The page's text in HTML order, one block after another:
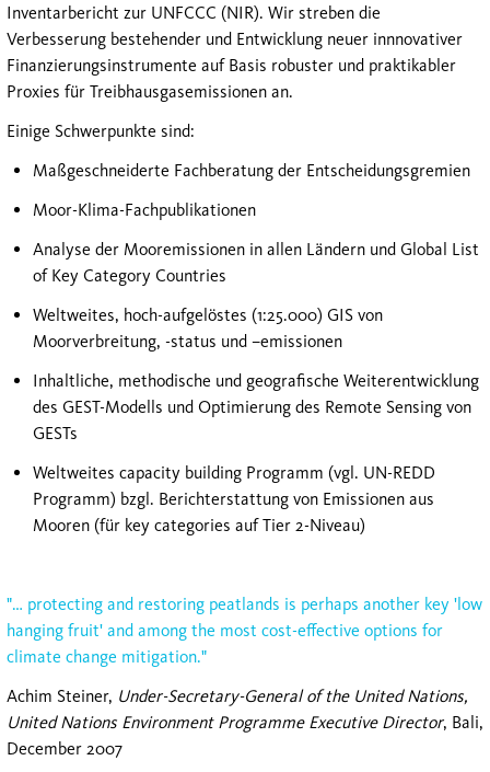
Inventarbericht zur UNFCCC (NIR). Wir streben die
Verbesserung bestehender und Entwicklung neuer innnovativer
Finanzierungsinstrumente auf Basis robuster und praktikabler
Proxies für Treibhausgasemissionen an.
Einige Schwerpunkte sind:
Maßgeschneiderte Fachberatung der Entscheidungsgremien
Moor-Klima-Fachpublikationen
Analyse der Mooremissionen in allen Ländern und Global List
of Key Category Countries
Weltweites, hoch-aufgelöstes (1:25.000) GIS von
Moorverbreitung, -status und –emissionen
Inhaltliche, methodische und geograﬁsche Weiterentwicklung
des GEST-Modells und Optimierung des Remote Sensing von
GESTs
Weltweites capacity building Programm (vgl. UN-REDD
Programm) bzgl. Berichterstattung von Emissionen aus
Mooren (für key categories auf Tier 2-Niveau)
"… protecting and restoring peatlands is perhaps another key 'low
hanging fruit' and among the most cost-effective options for
climate change mitigation."
Achim Steiner, Under-Secretary-General of the United Nations,
United Nations Environment Programme Executive Director, Bali,
December 2007